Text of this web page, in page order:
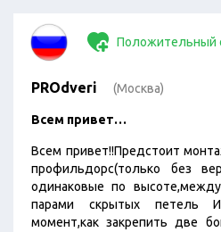
Положительный
PROdveri (Москва)
Всем привет…
Всем привет!!Предстоит
профильдорс(только без
одинаковые по
парами скрытых петель
момент,как закрепить две